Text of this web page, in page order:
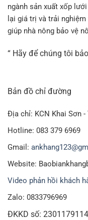
Túi lưới nhựa
Cách sử dụng túi
Trong quá trình bao
Tránh để túi lưới bị
Không dẫm đạp
Sau khi sử dụng
Địa chỉ mua bán
Bao Bì An Khang có 3
ngành sản xuất xốp
lại giá trị và trải
giúp nhà nông bảo vệ
“ Hãy để chúng tôi
Bản đồ chỉ đường
Địa chỉ: KCN Khai Sơn
Hotline: 083 379 6969
Gmail:
Website:
Video phản hồi khách
Zalo: 0833796969
ĐKKD số: 2301179114